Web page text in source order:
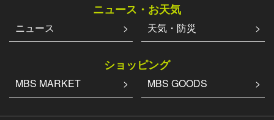
ニュース・お天気
ニュース 天気・防災
ショッピング
MBS MARKET MBS GOODS